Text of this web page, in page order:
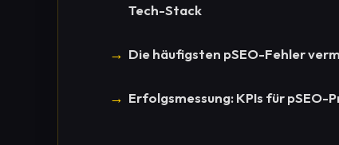
Tech-Stack
Die häufigsten pSEO-Fehler
Erfolgsmessung: KPIs für pSEO-